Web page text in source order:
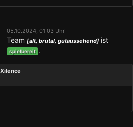
05.10.2024, 01:03 Uhr
Team [alt, brutal, gutaussehend] ist
spielbereit .
Xilence